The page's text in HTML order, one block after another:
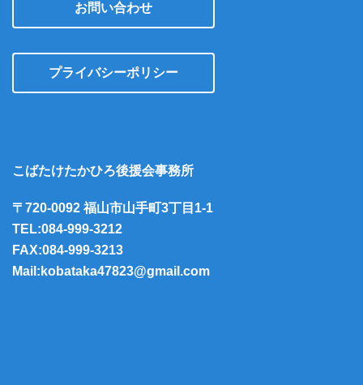
お問い合わせ
プライバシーポリシー
こばたけたかひろ後援会事務所
〒720-0092 福山市山手町3丁目1-1
TEL:084-999-3212
FAX:084-999-3213
Mail:kobataka47823@gmail.com